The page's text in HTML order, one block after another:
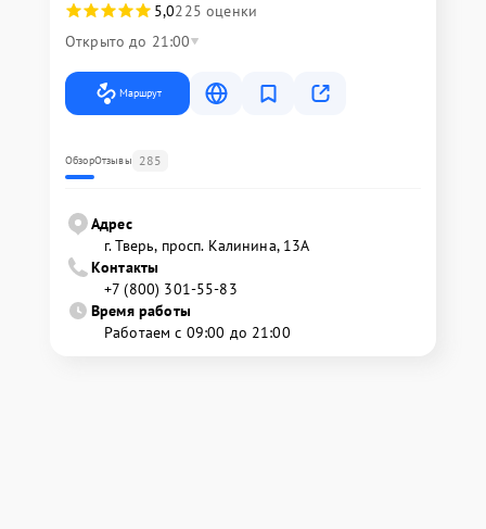
5,0225 оценки
Открыто до 21:00
Маршрут
ОбзорОтзывы 285
Адрес
г. Тверь, просп. Калинина, 13А
Контакты
+7 (800) 301-55-83
Время работы
Работаем с 09:00 до 21:00